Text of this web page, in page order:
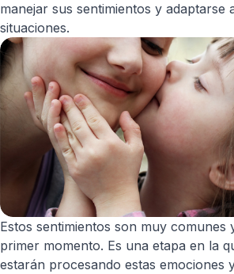
manejar sus sentimientos y adaptarse
situaciones.
Estos sentimientos son muy comunes
primer momento. Es una etapa en la
estarán procesando estas emociones